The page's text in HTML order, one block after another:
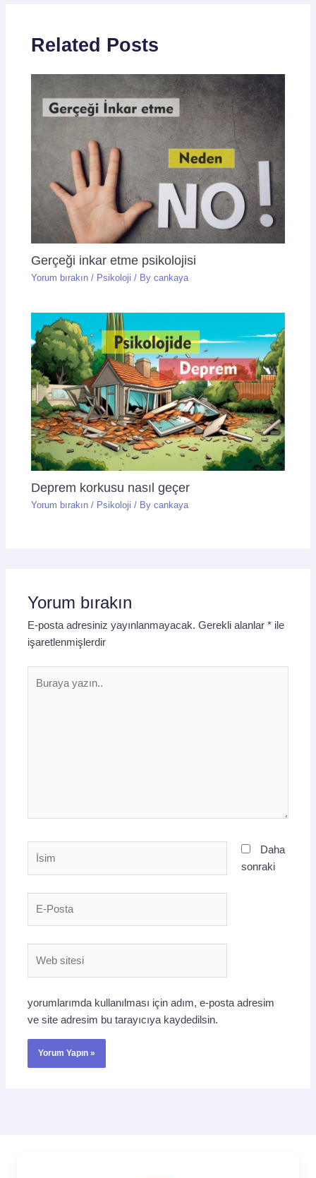
Related Posts
Gerçeği inkar etme psikolojisi
Yorum bırakın / Psikoloji / Bycankaya
Deprem korkusu nasıl geçer
Yorum bırakın / Psikoloji / Bycankaya
Yorum bırakın
E-posta adresiniz yayınlanmayacak. Gerekli alanlar* ile
işaretlenmişlerdir
yazın..
Daha
sonraki
yorumlarımda kullanılması için adım, e-posta adresim
ve site adresim bu tarayıcıya kaydedilsin.